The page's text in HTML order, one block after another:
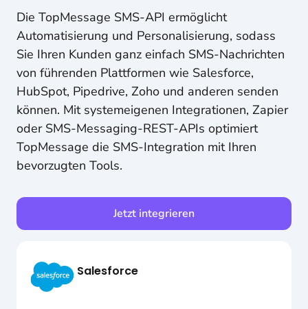
Die TopMessage SMS-API ermöglicht
Automatisierung und Personalisierung, sodass
Sie Ihren Kunden ganz einfach SMS-Nachrichten
von führenden Plattformen wie Salesforce,
HubSpot, Pipedrive, Zoho und anderen senden
können. Mit systemeigenen Integrationen, Zapier
oder SMS-Messaging-REST-APIs optimiert
TopMessage die SMS-Integration mit Ihren
bevorzugten Tools.
Jetzt integrieren
Salesforce